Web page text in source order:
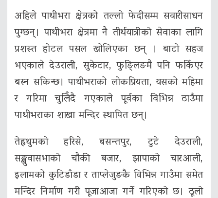
अहिले पाथीभरा क्षेत्रको तल्लो फेदीसम्म सवारीसाधन
पुग्छन्। पाथीभरा क्षेत्रमा नै तीर्थयात्रीको सेवाका लागि
प्रशस्त होटल पसल खोलिएका छन् । बाटो सहज
भएकाले देउराली, सुकेटार, फुङ्लिङमै पनि फर्किएर
बस्न सकिन्छ। पाथीभराको लोकप्रियता, यसको महिमा
र गरिमा चुलिँदै गएकाले पूर्वका विभिन्न ठाउँमा
पाथीभराका शाखा मन्दिर स्थापित छन्।
तेह्रथुमको हरिसे, बसन्तपुर, टुटे देउराली,
सङ्खुवासभाको चौकी बजार, झापाको चारआली,
इलामको कुटिडाँडा र ताप्लेजुङकै विभिन्न गाउँमा समेत
मन्दिर निर्माण गरी पूजाआजा गर्ने गरिएको छ। ठूलो